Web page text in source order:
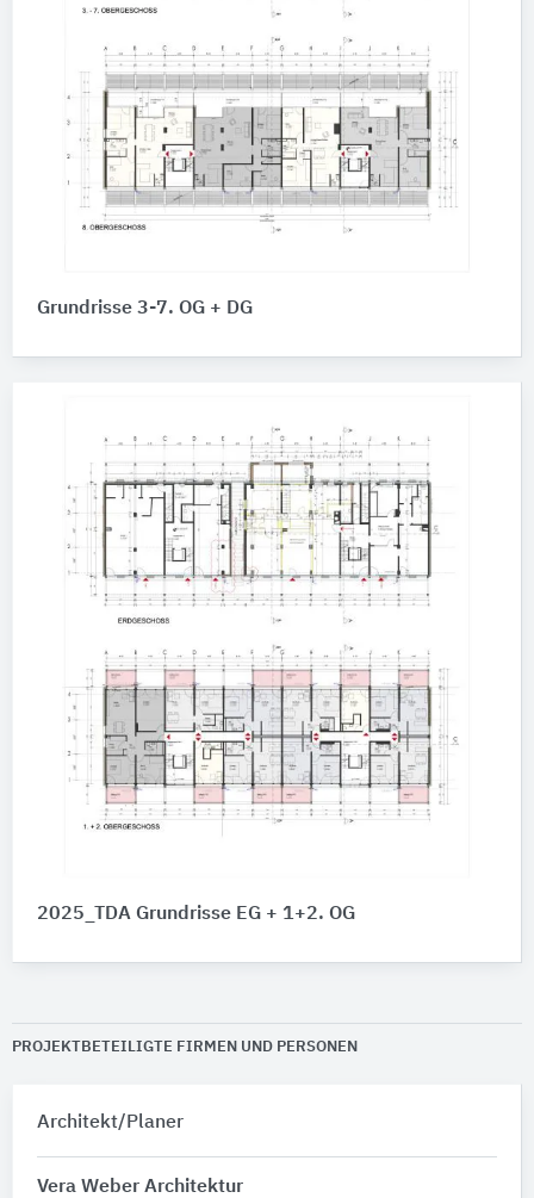
Grundrisse 3-7. OG + DG
2025_TDA Grundrisse EG + 1+2. OG
PROJEKTBETEILIGTE FIRMEN UND PERSONEN
Architekt/Planer
Vera Weber Architektur